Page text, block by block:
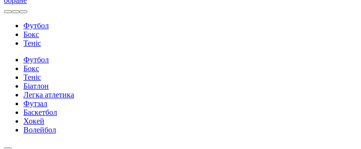
Футбол
Бокс
Теніс
Футбол
Бокс
Теніс
Біатлон
Легка атлетика
Футзал
Баскетбол
Хокей
Волейбол